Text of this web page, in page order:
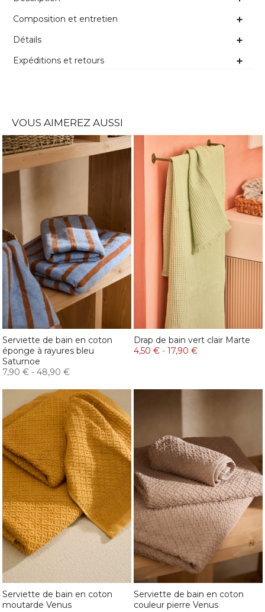
Composition et entretien
Détails
Expéditions et retours
VOUS AIMEREZ AUSSI
Serviette de bain en coton
éponge à rayures bleu
Saturnoe
7,90 € - 48,90 €
Drap de bain vert clair Marte
4,50 € - 17,90 €
Serviette de bain en coton
moutarde Venus
Serviette de bain en coton
couleur pierre Venus